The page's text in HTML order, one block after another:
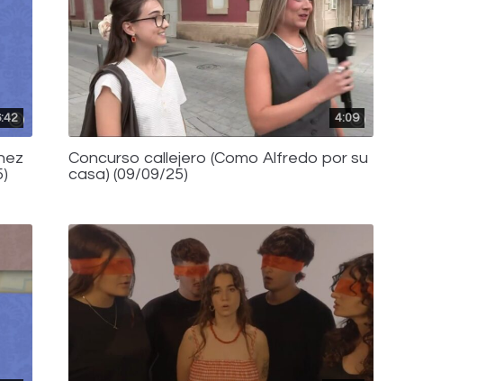
4:09
Concurso callejero (Como Alfredo por su
casa) (09/09/25)